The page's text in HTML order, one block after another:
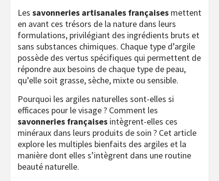
Les savonneries artisanales françaises mettent
en avant ces trésors de la nature dans leurs
formulations, privilégiant des ingrédients bruts et
sans substances chimiques. Chaque type d’argile
possède des vertus spécifiques qui permettent de
répondre aux besoins de chaque type de peau,
qu’elle soit grasse, sèche, mixte ou sensible.
Pourquoi les argiles naturelles sont-elles si
efficaces pour le visage ? Comment les
savonneries françaises intègrent-elles ces
minéraux dans leurs produits de soin ? Cet article
explore les multiples bienfaits des argiles et la
manière dont elles s’intègrent dans une routine
beauté naturelle.